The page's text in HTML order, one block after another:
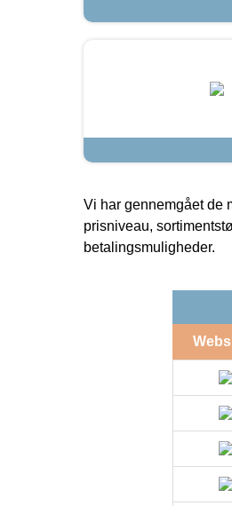
Vi har gennemgået de
prisniveau,
betalingsmuligheder.